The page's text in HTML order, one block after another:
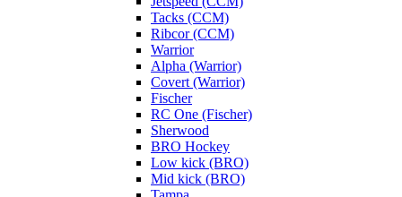
Tacks (CCM)
Ribcor (CCM)
Warrior
Alpha (Warrior)
Covert (Warrior)
Fischer
RC One (Fischer)
Sherwood
BRO Hockey
Low kick (BRO)
Mid kick (BRO)